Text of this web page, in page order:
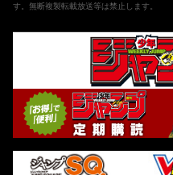
す。無断複製転載放送等は禁止します。